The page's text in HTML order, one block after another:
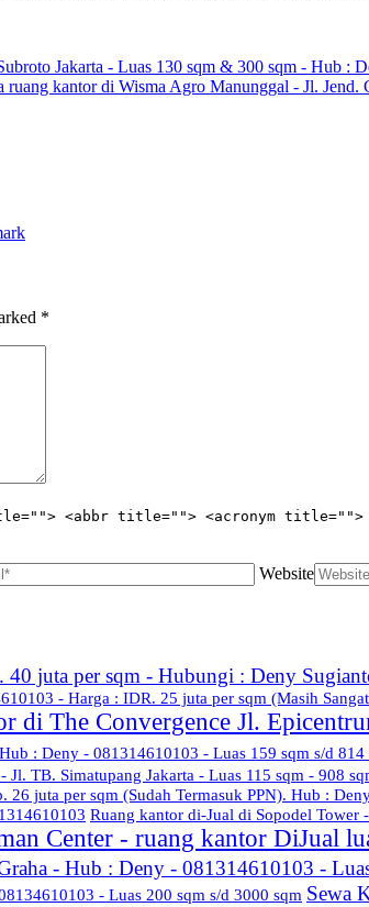
Jakarta - Luas 130 sqm & 300 sqm - Hub :
ruang kantor di Wisma Agro Manunggal - Jl.
*
<abbr title=""> <acronym title="">
Website
juta per sqm - Hubungi : Deny
- Harga : IDR. 25 juta per sqm (Masih
di The Convergence Jl.
: Deny - 081314610103 - Luas 159 sqm s/d 814
TB. Simatupang Jakarta - Luas 115 sqm - 908
juta per sqm (Sudah Termasuk PPN). Hub :
Ruang kantor di-Jual di Sopodel
Center - ruang kantor DiJual
- Hub : Deny - 081314610103 -
- Luas 200 sqm s/d 3000 sqm Sewa